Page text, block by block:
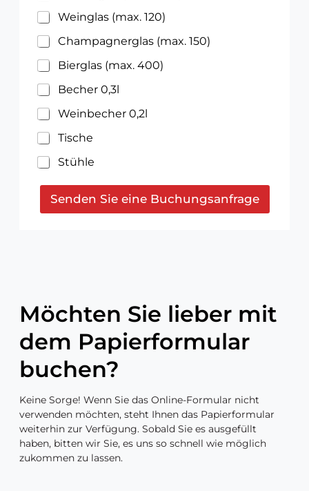
Weinglas (max. 120)
Champagnerglas (max. 150)
Bierglas (max. 400)
Becher 0,3l
Weinbecher 0,2l
Tische
Stühle
S
ü
u
m
Senden Sie eine Buchungsanfrage
i
e
Möchten Sie lieber mit
dem Papierformular
buchen?
Keine Sorge! Wenn Sie das Online-Formular nicht
verwenden möchten, steht Ihnen das Papierformular
weiterhin zur Verfügung. Sobald Sie es ausgefüllt
haben, bitten wir Sie, es uns so schnell wie möglich
zukommen zu lassen.